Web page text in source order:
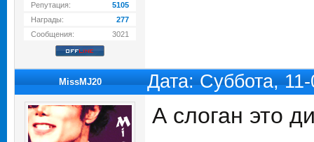
Репутация:
5105
Награды:
277
Сообщения:
3021
MissMJ20 Дата: Суббота,
А слоган это